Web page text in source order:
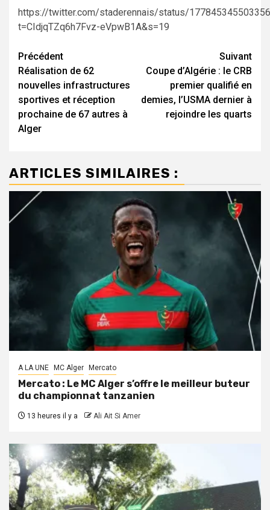
https://twitter.com/staderennais/status/
t=CIdjqTZq6h7Fvz-eVpwB1A&s=19
Navigation
d’article
Précédent
Réalisation de 62
nouvelles infrastructures
sportives et réception
prochaine de 67 autres à
Alger
Suivant
Coupe d’Algérie : le CRB
premier qualifié en
demies, l’USMA dernier à
rejoindre les quarts
ARTICLES SIMILAIRES :
A LA UNE MC Alger Mercato
Mercato : Le MC Alger s’offre le meilleur buteur
du championnat tanzanien
13 heures il y a Ali Ait Si Amer